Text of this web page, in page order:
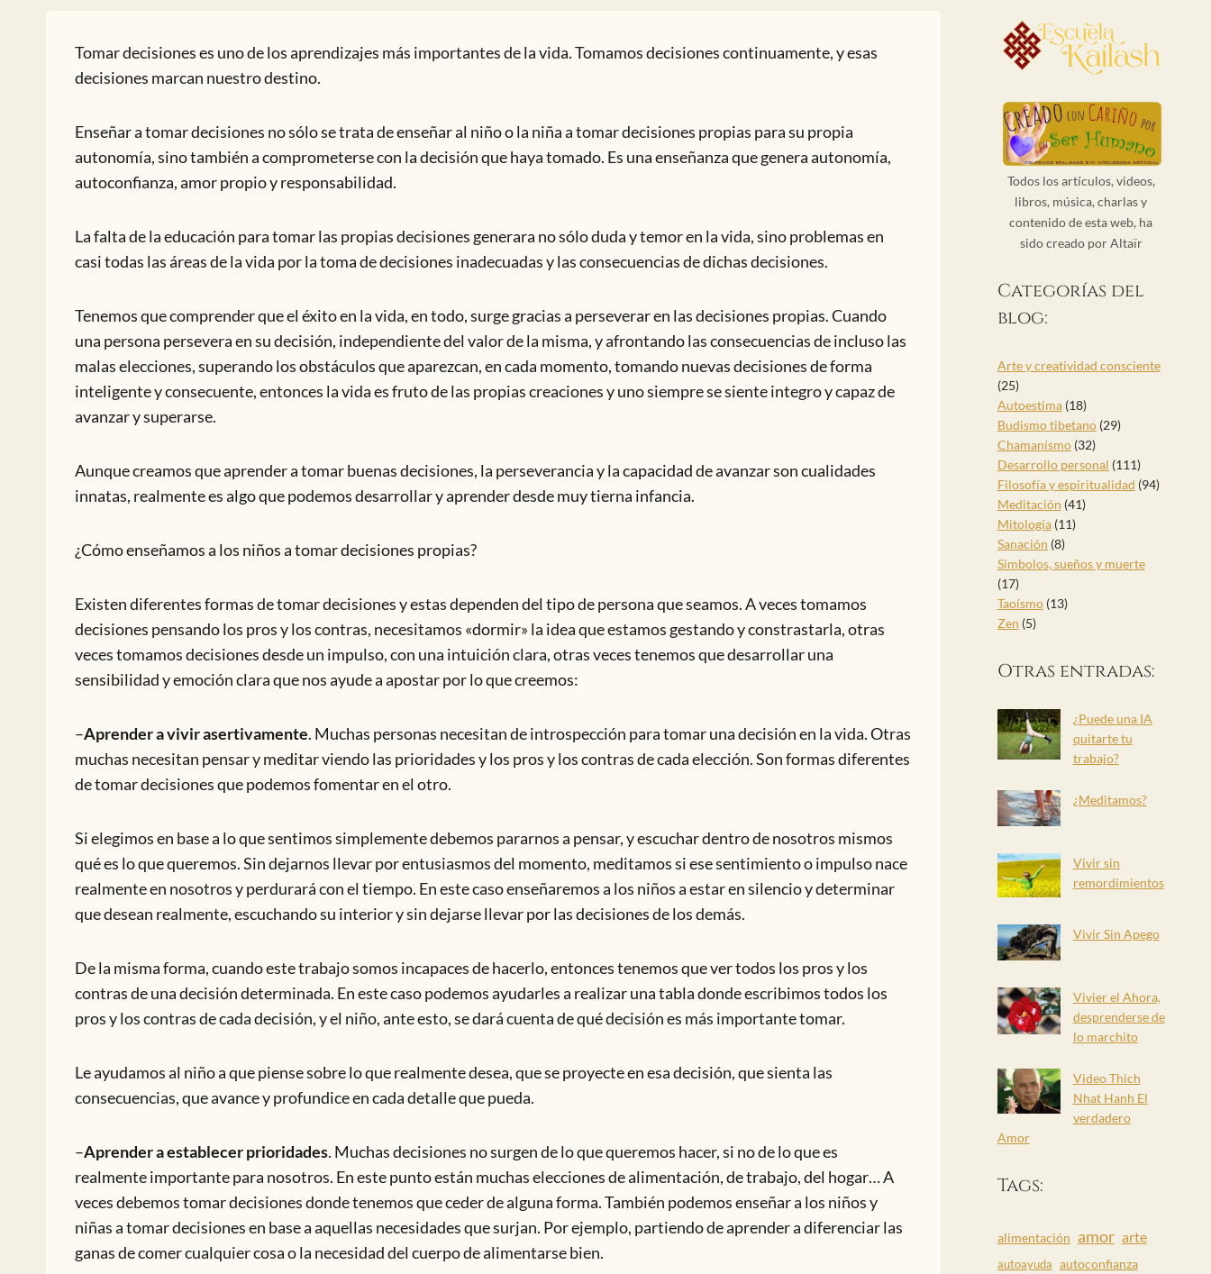
Tomar decisiones es uno de los aprendizajes más importantes de la vida. Tomamos decisiones continuamente, y esas
decisiones marcan nuestro destino.
Enseñar a tomar decisiones no sólo se trata de enseñar al niño o la niña a tomar decisiones propias para su propia
autonomía, sino también a comprometerse con la decisión que haya tomado. Es una enseñanza que genera autonomía,
autoconfianza, amor propio y responsabilidad.
La falta de la educación para tomar las propias decisiones generara no sólo duda y temor en la vida, sino problemas en
casi todas las áreas de la vida por la toma de decisiones inadecuadas y las consecuencias de dichas decisiones.
Tenemos que comprender que el éxito en la vida, en todo, surge gracias a perseverar en las decisiones propias. Cuando
una persona persevera en su decisión, independiente del valor de la misma, y afrontando las consecuencias de incluso las
malas elecciones, superando los obstáculos que aparezcan, en cada momento, tomando nuevas decisiones de forma
inteligente y consecuente, entonces la vida es fruto de las propias creaciones y uno siempre se siente integro y capaz de
avanzar y superarse.
Aunque creamos que aprender a tomar buenas decisiones, la perseverancia y la capacidad de avanzar son cualidades
innatas, realmente es algo que podemos desarrollar y aprender desde muy tierna infancia.
¿Cómo enseñamos a los niños a tomar decisiones propias?
Existen diferentes formas de tomar decisiones y estas dependen del tipo de persona que seamos. A veces tomamos
decisiones pensando los pros y los contras, necesitamos «dormir» la idea que estamos gestando y constrastarla, otras
veces tomamos decisiones desde un impulso, con una intuición clara, otras veces tenemos que desarrollar una
sensibilidad y emoción clara que nos ayude a apostar por lo que creemos:
–Aprender a vivir asertivamente. Muchas personas necesitan de introspección para tomar una decisión en la vida. Otras
muchas necesitan pensar y meditar viendo las prioridades y los pros y los contras de cada elección. Son formas diferentes
de tomar decisiones que podemos fomentar en el otro.
Si elegimos en base a lo que sentimos simplemente debemos pararnos a pensar, y escuchar dentro de nosotros mismos
qué es lo que queremos. Sin dejarnos llevar por entusiasmos del momento, meditamos si ese sentimiento o impulso nace
realmente en nosotros y perdurará con el tiempo. En este caso enseñaremos a los niños a estar en silencio y determinar
que desean realmente, escuchando su interior y sin dejarse llevar por las decisiones de los demás.
De la misma forma, cuando este trabajo somos incapaces de hacerlo, entonces tenemos que ver todos los pros y los
contras de una decisión determinada. En este caso podemos ayudarles a realizar una tabla donde escribimos todos los
pros y los contras de cada decisión, y el niño, ante esto, se dará cuenta de qué decisión es más importante tomar.
Le ayudamos al niño a que piense sobre lo que realmente desea, que se proyecte en esa decisión, que sienta las
consecuencias, que avance y profundice en cada detalle que pueda.
–Aprender a establecer prioridades. Muchas decisiones no surgen de lo que queremos hacer, si no de lo que es
realmente importante para nosotros. En este punto están muchas elecciones de alimentación, de trabajo, del hogar… A
veces debemos tomar decisiones donde tenemos que ceder de alguna forma. También podemos enseñar a los niños y
niñas a tomar decisiones en base a aquellas necesidades que surjan. Por ejemplo, partiendo de aprender a diferenciar las
ganas de comer cualquier cosa o la necesidad del cuerpo de alimentarse bien.
Todos los artículos, videos,
libros, música, charlas y
contenido de esta web, ha
sido creado por Altaïr
Categorías del
blog:
Arte y creatividad consciente
(25)
Autoestima(18)
Budismo tibetano(29)
Chamanísmo(32)
Desarrollo personal (111)
Filosofía y espiritualidad (94)
Meditación (41)
Mitología(11)
Sanación (8)
Simbolos, sueños y muerte
(17)
Taoísmo(13)
Zen (5)
Otras entradas:
¿Puede una IA
quitarte tu
trabajo?
¿Meditamos?
Vivir sin
remordimientos
Vivir Sin Apego
Vivier el Ahora,
desprenderse de
lo marchito
Video Thich
Nhat Hanh El
verdadero
Amor
Tags:
alimentación amor arte
autoayuda autoconfianza